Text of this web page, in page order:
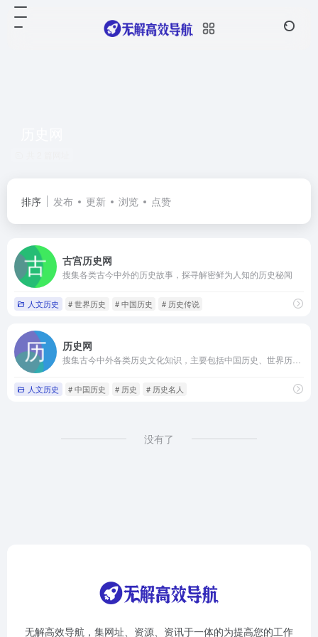
排序 发布 更新 浏览 点赞
古宫历史网
搜集各类古今中外的历史故事，探寻解密鲜为人知的历史秘闻
人文历史 # 世界历史 # 中国历史 # 历史传说
历史网
人文历史 # 中国历史 # 历史 # 历史名人
没有了
无解高效导航，集网址、资源、资讯于一体的为提高您的工作